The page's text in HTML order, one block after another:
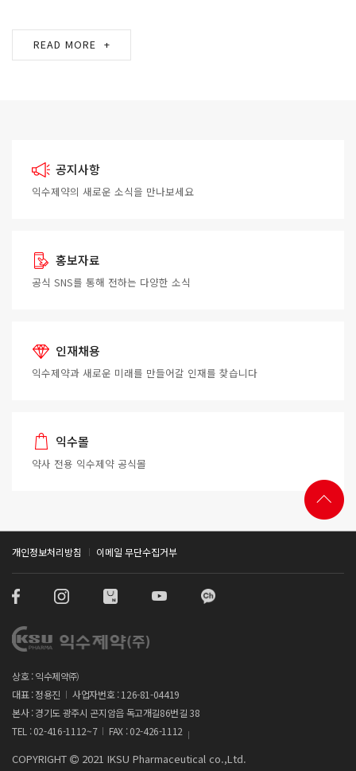
READ MORE +
공지사항
익수제약의 새로운 소식을 만나보세요
홍보자료
공식 SNS를 통해 전하는 다양한 소식
인재채용
익수제약과 새로운 미래를 만들어갈 인재를 찾습니다
익수몰
약사 전용 익수제약 공식몰
개인정보처리방침 이메일 무단수집거부
상호 : 익수제약㈜
대표 : 정용진
사업자번호 : 126-81-04419
본사 : 경기도 광주시 곤지암읍 독고개길86번길 38
TEL : 02-416-1112~7
FAX : 02-426-1112
COPYRIGHT
2021 IKSU Pharmaceutical co.,Ltd.